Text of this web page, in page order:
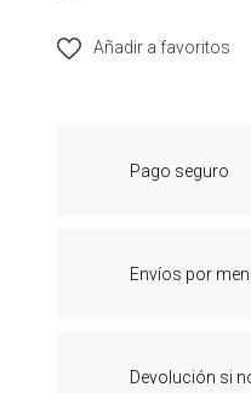
Añadir a favoritos
Pago seguro
Envíos por
Devolución si